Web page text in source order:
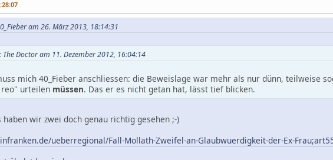
am 26. März 2013, 18:14:31
The Doctor am 11. Dezember 2012, 16:04:14
mich 40_Fieber anschliessen: die Beweislage war mehr als nur dünn, teilweise
urteilen müssen. Das er es nicht getan hat, lässt tief blicken.
haben wir zwei doch genau richtig gesehen ;-)
ueberregional/Fall-Mollath-Zweifel-an-Glaubwuerdigkeit-der-Ex-